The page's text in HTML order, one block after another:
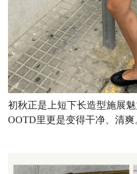
初秋正是上短下长造型施展
OOTD里更是变得干净、清爽